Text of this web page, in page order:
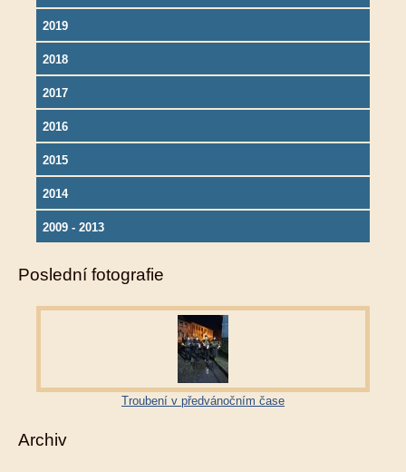
2019
2018
2017
2016
2015
2014
2009 - 2013
Poslední fotografie
Troubení v předvánočním čase
Archiv